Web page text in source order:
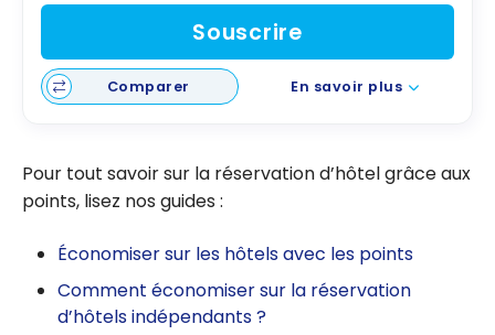
Souscrire
Comparer En savoir plus
Pour tout savoir sur la réservation d’hôtel grâce aux
points, lisez nos guides :
Économiser sur les hôtels avec les points
Comment économiser sur la réservation
d’hôtels indépendants ?